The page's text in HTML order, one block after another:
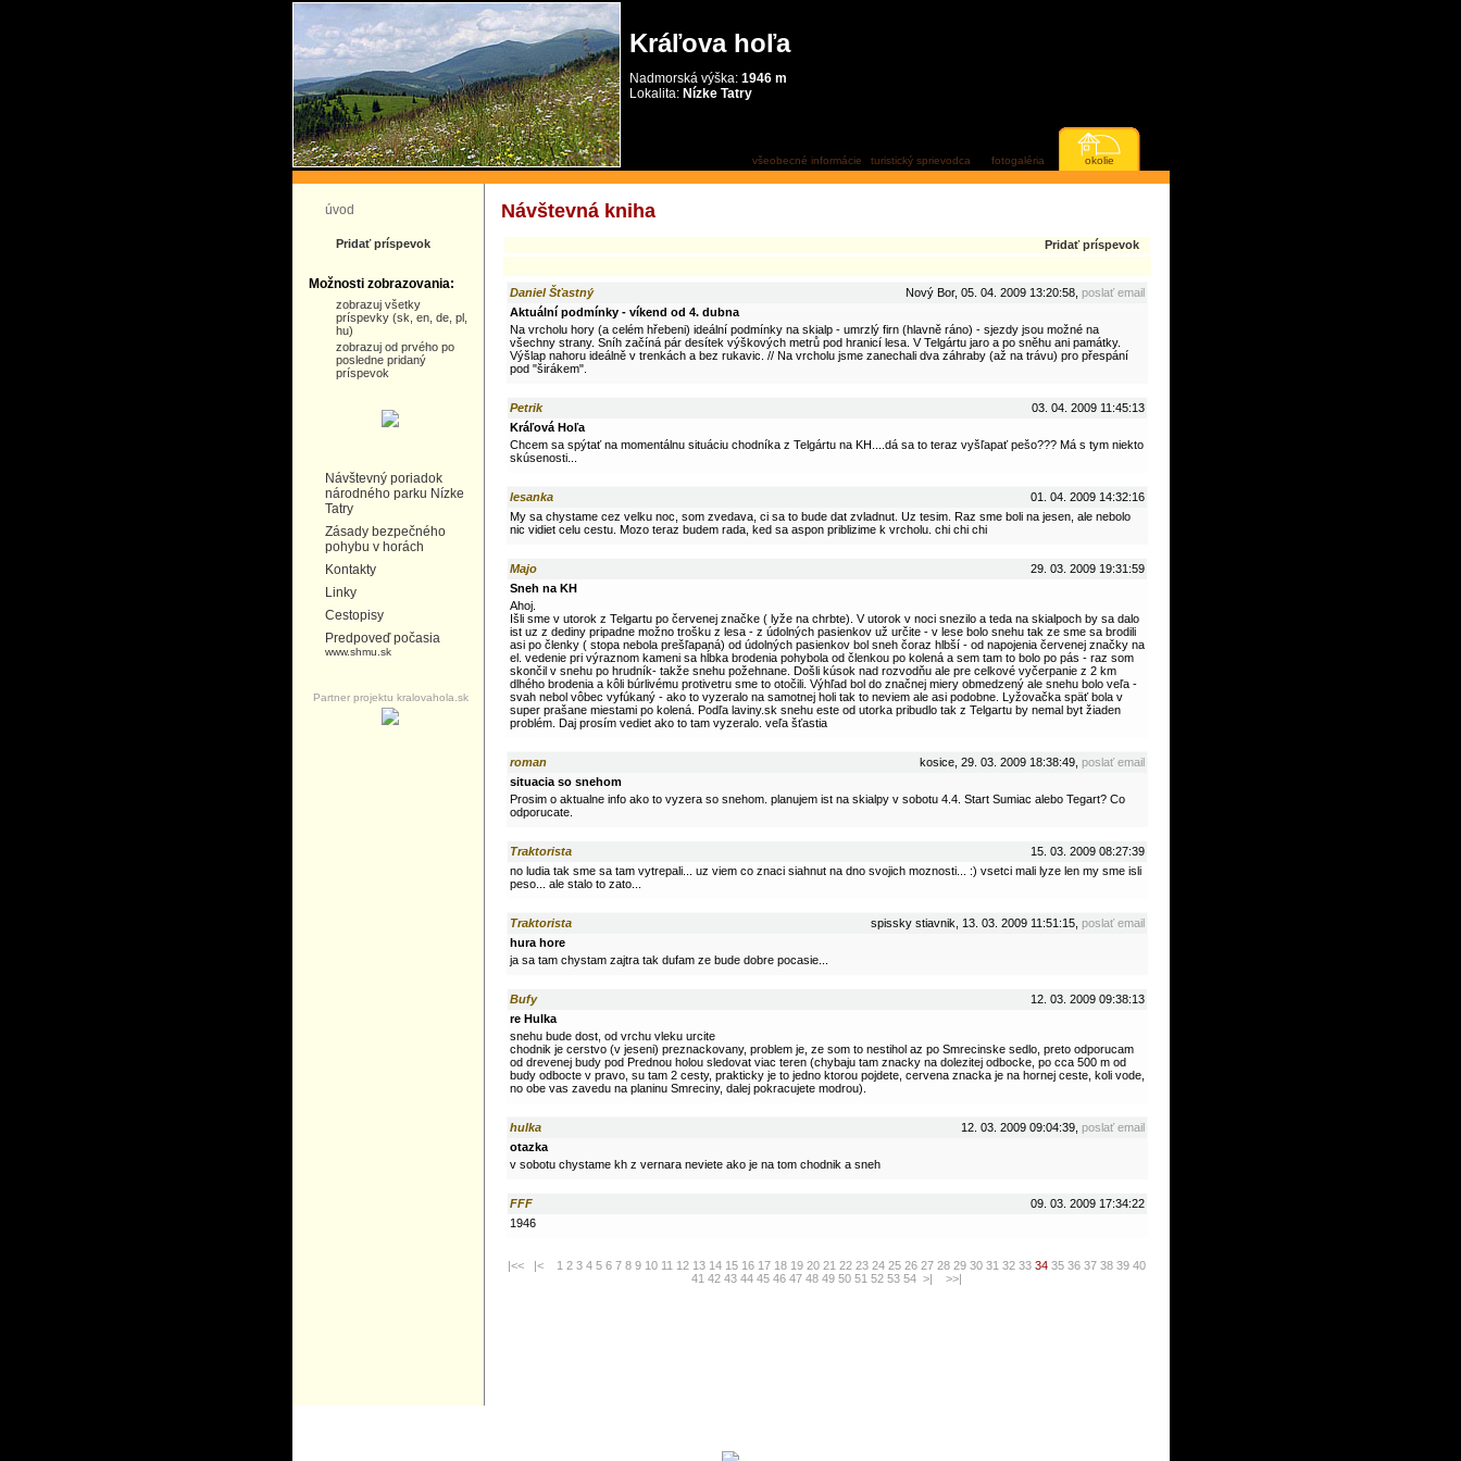
Kráľova hoľa
Nadmorská výška: 1946 m
Lokalita: Nízke Tatry
všeobecné informácie turistický sprievodca fotogaléria okolie
úvod
Pridať príspevok
Možnosti zobrazovania:
zobrazuj všetky
príspevky (sk, en, de, pl,
hu)
zobrazuj od prvého po
posledne pridaný
príspevok
Návštevný poriadok
národného parku Nízke
Tatry
Zásady bezpečného
pohybu v horách
Kontakty
Linky
Cestopisy
Predpoveď počasia
www.shmu.sk
Partner projektu kralovahola.sk
Návštevná kniha
Pridať príspevok
Daniel Šťastný Nový Bor, 05. 04. 2009 13:20:58, poslať email
Aktuální podmínky - víkend od 4. dubna
Na vrcholu hory (a celém hřebeni) ideální podmínky na skialp - umrzlý firn (hlavně ráno) - sjezdy jsou možné na
všechny strany. Sníh začíná pár desítek výškových metrů pod hranicí lesa. V Telgártu jaro a po sněhu ani památky.
Výšlap nahoru ideálně v trenkách a bez rukavic. // Na vrcholu jsme zanechali dva záhraby (až na trávu) pro přespání
pod "širákem".
Petrik
03. 04. 2009 11:45:13
Kráľová Hoľa
Chcem sa spýtať na momentálnu situáciu chodníka z Telgártu na KH....dá sa to teraz vyšľapať pešo??? Má s tym niekto
skúsenosti...
lesanka
01. 04. 2009 14:32:16
My sa chystame cez velku noc, som zvedava, ci sa to bude dat zvladnut. Uz tesim. Raz sme boli na jesen, ale nebolo
nic vidiet celu cestu. Mozo teraz budem rada, ked sa aspon priblizime k vrcholu. chi chi chi
Majo
29. 03. 2009 19:31:59
Sneh na KH
Ahoj.
Išli sme v utorok z Telgartu po červenej značke ( lyže na chrbte). V utorok v noci snezilo a teda na skialpoch by sa dalo
ist uz z dediny pripadne možno trošku z lesa - z údolných pasienkov už určite - v lese bolo snehu tak ze sme sa brodili
asi po členky ( stopa nebola prešľapaná) od údolných pasienkov bol sneh čoraz hlbší - od napojenia červenej značky na
el. vedenie pri výraznom kameni sa hĺbka brodenia pohybola od členkou po kolená a sem tam to bolo po pás - raz som
skončil v snehu po hrudník- takže snehu požehnane. Došli kúsok nad rozvodňu ale pre celkové vyčerpanie z 2 km
dlhého brodenia a kôli búrlivému protivetru sme to otočili. Výhľad bol do značnej miery obmedzený ale snehu bolo veľa -
svah nebol vôbec vyfúkaný - ako to vyzeralo na samotnej holi tak to neviem ale asi podobne. Lyžovačka späť bola v
super prašane miestami po kolená. Podľa laviny.sk snehu este od utorka pribudlo tak z Telgartu by nemal byt žiaden
problém. Daj prosím vediet ako to tam vyzeralo. veľa šťastia
roman kosice, 29. 03. 2009 18:38:49, poslať email
situacia so snehom
Prosim o aktualne info ako to vyzera so snehom. planujem ist na skialpy v sobotu 4.4. Start Sumiac alebo Tegart? Co
odporucate.
Traktorista
15. 03. 2009 08:27:39
no ludia tak sme sa tam vytrepali... uz viem co znaci siahnut na dno svojich moznosti... :) vsetci mali lyze len my sme isli
peso... ale stalo to zato...
Traktorista spissky stiavnik, 13. 03. 2009 11:51:15, poslať email
hura hore
ja sa tam chystam zajtra tak dufam ze bude dobre pocasie...
Bufy
12. 03. 2009 09:38:13
re Hulka
snehu bude dost, od vrchu vleku urcite
chodnik je cerstvo (v jeseni) preznackovany, problem je, ze som to nestihol az po Smrecinske sedlo, preto odporucam
od drevenej budy pod Prednou holou sledovat viac teren (chybaju tam znacky na dolezitej odbocke, po cca 500 m od
budy odbocte v pravo, su tam 2 cesty, prakticky je to jedno ktorou pojdete, cervena znacka je na hornej ceste, koli vode,
no obe vas zavedu na planinu Smreciny, dalej pokracujete modrou).
hulka 12. 03. 2009 09:04:39, poslať email
otazka
v sobotu chystame kh z vernara neviete ako je na tom chodnik a sneh
FFF
09. 03. 2009 17:34:22
1946
|<< |< 1 2 3 4 5 6 7 8 9 10 11 12 13 14 15 16 17 18 19 20 21 22 23 24 25 26 27 28 29 30 31 32 33 34 35 36 37 38 39 40
41 42 43 44 45 46 47 48 49 50 51 52 53 54 >| >>|